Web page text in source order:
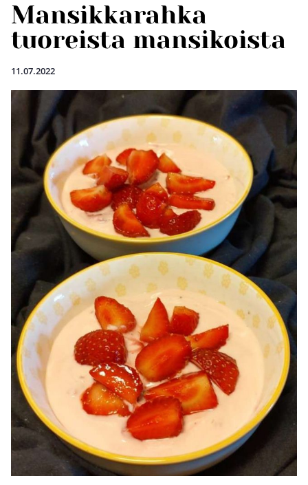
Mansikkarahka
tuoreista mansikoista
11.07.2022